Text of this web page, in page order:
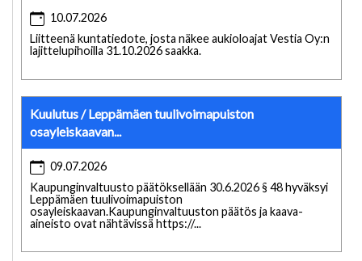
10.07.2026
Liitteenä kuntatiedote, josta näkee aukioloajat Vestia Oy:n
lajittelupihoilla 31.10.2026 saakka.
Kuulutus / Leppämäen tuulivoimapuiston
osayleiskaavan...
09.07.2026
Kaupunginvaltuusto päätöksellään 30.6.2026 § 48 hyväksyi
Leppämäen tuulivoimapuiston
osayleiskaavan.Kaupunginvaltuuston päätös ja kaava-
aineisto ovat nähtävissä https://...